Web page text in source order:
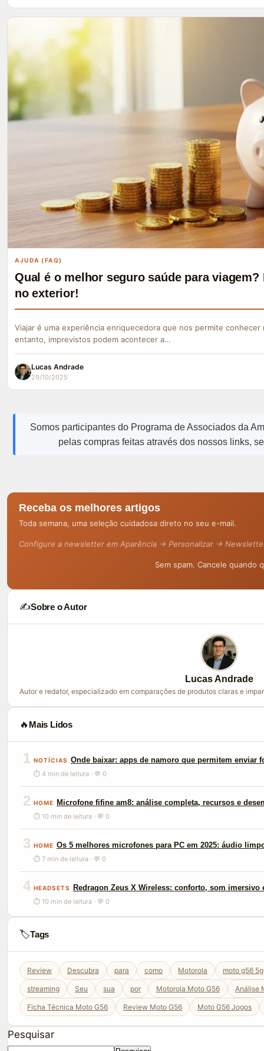
AJUDA (FAQ)
Qual é o melhor seguro saúde para
no exterior!
Viajar é uma experiência enriquecedora que nos permite
entanto, imprevistos podem acontecer a…
Lucas Andrade
29/10/2025
Somos participantes do Programa de Associados da
pelas compras feitas através dos nossos links,
Receba os melhores artigos
Toda semana, uma seleção cuidadosa direto no seu e-mail.
Configure a newsletter em Aparência → Personalizar →
Sem spam. Cancele quando
✍️Sobre o Autor
Lucas Andrade
Autor e redator, especializado em comparações de produtos claras e
🔥 Mais Lidos
1 NOTÍCIAS Onde baixar: apps de namoro que permitem enviar
⏱ 4 min de leitura · 💬 0
2 HOME Microfone fifine am8: análise completa, recursos e
⏱ 10 min de leitura · 💬 0
3 HOME Os 5 melhores microfones para PC em 2025: áudio
⏱ 7 min de leitura · 💬 0
4 HEADSETS Redragon Zeus X Wireless: conforto, som
⏱ 10 min de leitura · 💬 0
🏷️Tags
Review Descubra para como Motorola moto g56 5g
streaming Seu sua por Motorola Moto G56 Análise
Ficha Técnica Moto G56 Review Moto G56 Moto G56 Jogos
Pesquisar